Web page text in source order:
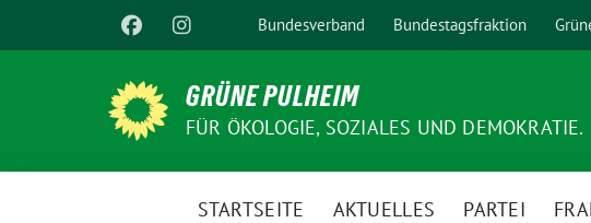
zum
Bundesverband Bundestagsfraktion
GRÜNE PULHEIM
FÜR ÖKOLOGIE, SOZIALES UND DEMOKRATIE.
STARTSEITE AKTUELLES PARTEI